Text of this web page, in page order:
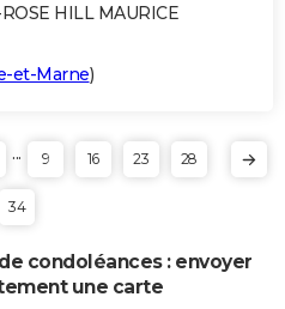
HILL MAURICE
et-Marne)
... 9 16 23 28
34
condoléances : envoyer
une carte